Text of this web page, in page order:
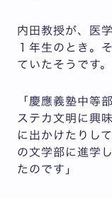
内田教授が、医
１年生のとき。
ていたそうです。
「慶應義塾中等
ステカ文明に興
に出かけたりし
の文学部に進学
たのです」